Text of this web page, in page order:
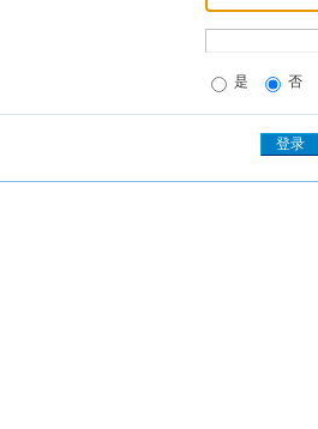
是 否